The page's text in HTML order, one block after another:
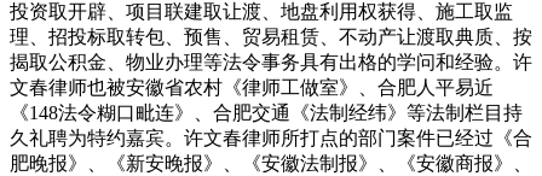
投资取开辟、项目联建取让渡、地盘利用权获得、施工取监
理、招投标取转包、预售、贸易租赁、不动产让渡取典质、按
揭取公积金、物业办理等法令事务具有出格的学问和经验。许
文春律师也被安徽省农村《律师工做室》、合肥人平易近
《148法令糊口毗连》、合肥交通《法制经纬》等法制栏目持
久礼聘为特约嘉宾。许文春律师所打点的部门案件已经过《合
肥晚报》、《新安晚报》、《安徽法制报》、《安徽商报》、